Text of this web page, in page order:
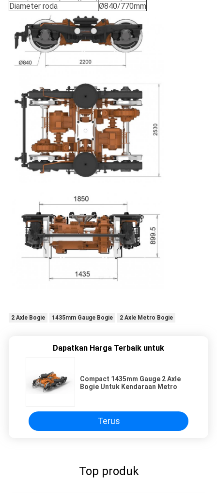
Diameter roda
Ø840/770mm
2 Axle Bogie 1435mm Gauge Bogie 2 Axle Metro Bogie
Dapatkan Harga Terbaik untuk
Compact 1435mm Gauge 2 Axle
Bogie Untuk Kendaraan Metro
Terus
Top produk